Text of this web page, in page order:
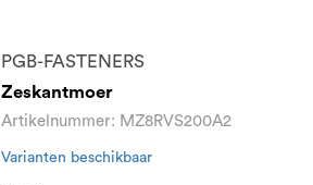
PGB-FASTENERS
Zeskantmoer
Artikelnummer: MZ8RVS200A2
Varianten beschikbaar